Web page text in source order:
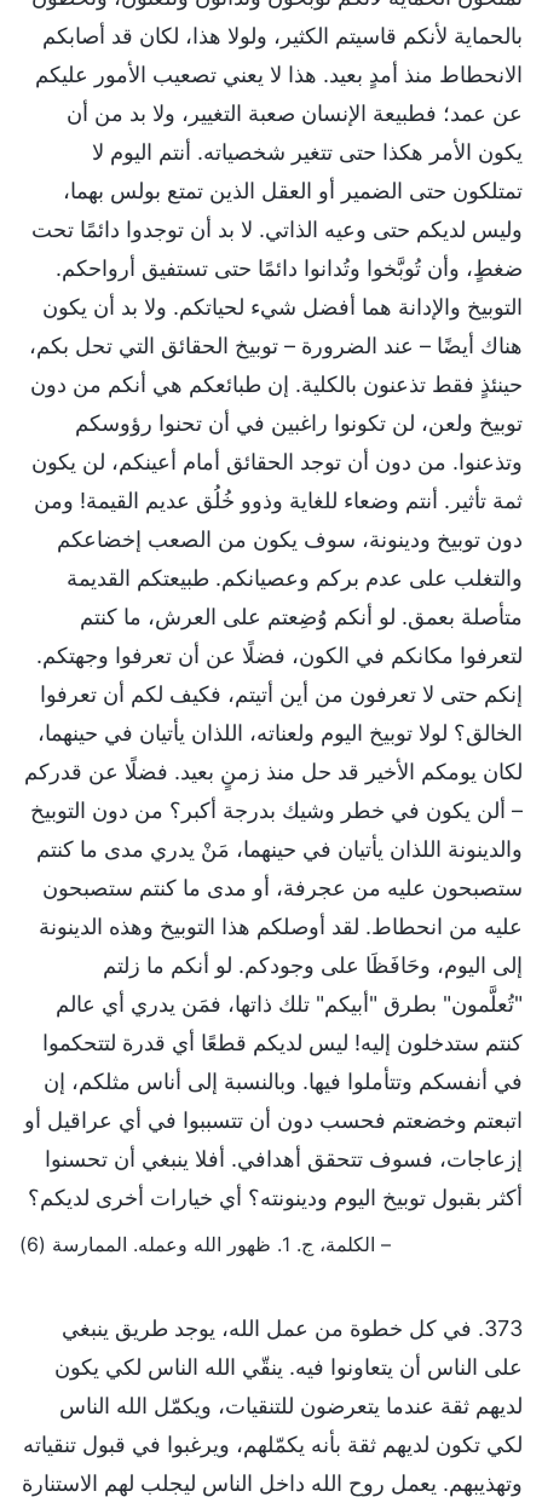
بالحماية لأنكم قاسيتم الكثير، ولولا هذا، لكان قد أصابكم
الانحطاط منذ أمدٍ بعيد. هذا لا يعني تصعيب الأمور عليكم
عن عمد؛ فطبيعة الإنسان صعبة التغيير، ولا بد من أن
يكون الأمر هكذا حتى تتغير شخصياته. أنتم اليوم لا
تمتلكون حتى الضمير أو العقل الذين تمتع بولس بهما،
وليس لديكم حتى وعيه الذاتي. لا بد أن توجدوا دائمًا تحت
ضغطٍ، وأن تُوبَّخوا وتُدانوا دائمًا حتى تستفيق أرواحكم.
التوبيخ والإدانة هما أفضل شيء لحياتكم. ولا بد أن يكون
هناك أيضًا – عند الضرورة – توبيخ الحقائق التي تحل بكم،
حينئذٍ فقط تذعنون بالكلية. إن طبائعكم هي أنكم من دون
توبيخ ولعن، لن تكونوا راغبين في أن تحنوا رؤوسكم
وتذعنوا. من دون أن توجد الحقائق أمام أعينكم، لن يكون
ثمة تأثير. أنتم وضعاء للغاية وذوو خُلُق عديم القيمة! ومن
دون توبيخ ودينونة، سوف يكون من الصعب إخضاعكم
والتغلب على عدم بركم وعصيانكم. طبيعتكم القديمة
متأصلة بعمق. لو أنكم وُضِعتم على العرش، ما كنتم
لتعرفوا مكانكم في الكون، فضلًا عن أن تعرفوا وجهتكم.
إنكم حتى لا تعرفون من أين أتيتم، فكيف لكم أن تعرفوا
الخالق؟ لولا توبيخ اليوم ولعناته، اللذان يأتيان في حينهما،
لكان يومكم الأخير قد حل منذ زمنٍ بعيد. فضلًا عن قدركم
– ألن يكون في خطر وشيك بدرجة أكبر؟ من دون التوبيخ
والدينونة اللذان يأتيان في حينهما، مَنْ يدري مدى ما كنتم
ستصبحون عليه من عجرفة، أو مدى ما كنتم ستصبحون
عليه من انحطاط. لقد أوصلكم هذا التوبيخ وهذه الدينونة
إلى اليوم، وحَافَظَا على وجودكم. لو أنكم ما زلتم
"تُعلَّمون" بطرق "أبيكم" تلك ذاتها، فمَن يدري أي عالم
كنتم ستدخلون إليه! ليس لديكم قطعًا أي قدرة لتتحكموا
في أنفسكم وتتأملوا فيها. وبالنسبة إلى أناس مثلكم، إن
اتبعتم وخضعتم فحسب دون أن تتسببوا في أي عراقيل أو
إزعاجات، فسوف تتحقق أهدافي. أفلا ينبغي أن تحسنوا
أكثر بقبول توبيخ اليوم ودينونته؟ أي خيارات أخرى لديكم؟
– الكلمة، ج. 1. ظهور الله وعمله. الممارسة (6)
373. في كل خطوة من عمل الله، يوجد طريق ينبغي
على الناس أن يتعاونوا فيه. ينقّي الله الناس لكي يكون
لديهم ثقة عندما يتعرضون للتنقيات، ويكمّل الله الناس
لكي تكون لديهم ثقة بأنه يكمّلهم، ويرغبوا في قبول تنقياته
وتهذيبهم. يعمل روح الله داخل الناس ليجلب لهم الاستنارة